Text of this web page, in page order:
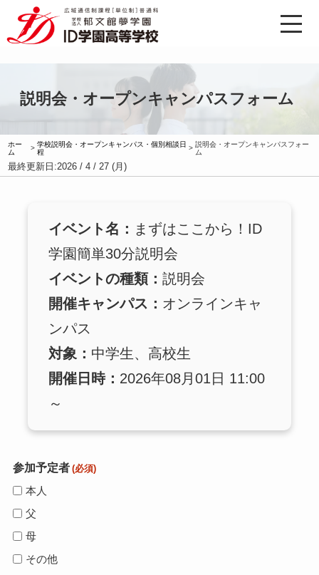
説明会・オープンキャンパスフォーム
ホー
ム
> 学校説明会・オープンキャンパス・個別相談日
程
>説明会・オープンキャンパスフォー
ム
最終更新日:2026 / 4 / 27 (月)
イベント名： まずはここから！ID
学園簡単30分説明会
イベントの種類：説明会
開催キャンパス： オンラインキャ
ンパス
対象： 中学生、高校生
開催日時： 2026年08月01日 11:00
～
参加予定者 (必須)
本人
父
母
その他